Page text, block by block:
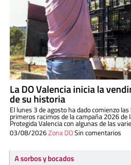
La DO Valencia inicia la
de su historia
El lunes 3 de agosto ha dado comienzo
primeros racimos de la campaña 2026 de
Protegida Valencia con algunas de las
03/08/2026Zona DOSin comentarios
A sorbos y bocados